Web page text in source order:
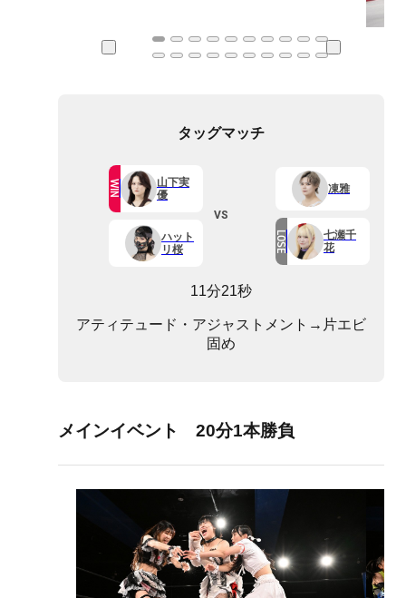
タッグマッチ
WIN
山下実
優
ハット
リ桜
VS
凍雅
LOSE
七瀬千
花
11分21秒
アティテュード・アジャストメント→片エビ
固め
メインイベント 20分1本勝負